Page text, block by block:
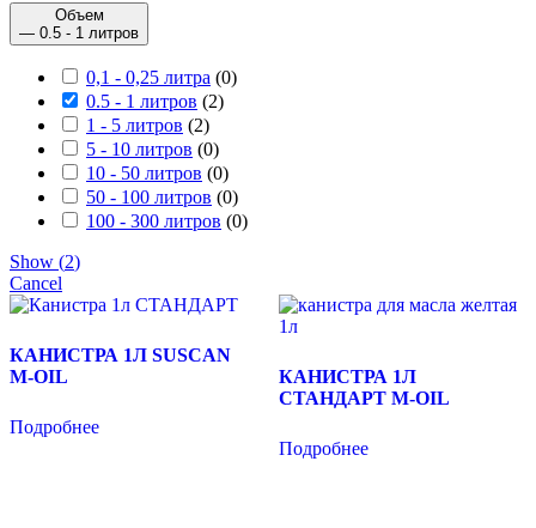
Объем
— 0.5 - 1 литров
0,1 - 0,25 литра (0)
0.5 - 1 литров (2)
1 - 5 литров (2)
5 - 10 литров (0)
10 - 50 литров (0)
50 - 100 литров (0)
100 - 300 литров (0)
Show (2)
Cancel
КАНИСТРА 1Л SUSCAN
M-OIL
Подробнее
КАНИСТРА 1Л
СТАНДАРТ M-OIL
Подробнее